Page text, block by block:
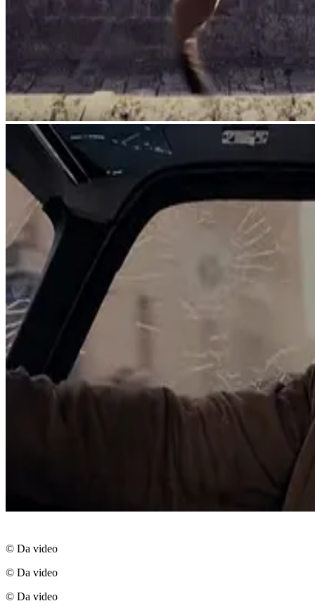
© Da video
© Da video
© Da video